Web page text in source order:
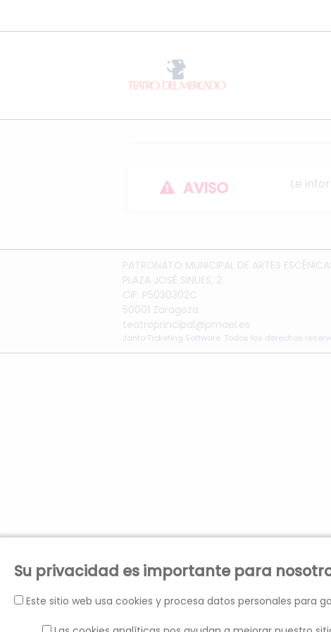
AVISO Le
PATRONATO MUNICIPAL DE ARTES
PLAZA JOSÉ SINUES, 2.
CIF: P5030302C
50001 Zaragoza
teatroprincipal@pmaei.es
Janto Ticketing Software. Todos los derechos
Su privacidad es importante para
Este sitio web usa cookies y procesa datos personales para